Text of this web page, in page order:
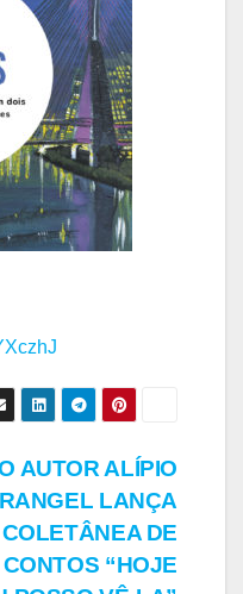
AUTOR ALÍPIO
RANGEL LANÇA
COLETÂNEA DE
CONTOS “HOJE